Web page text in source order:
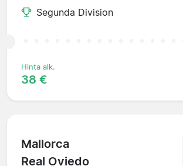
Segunda Division
Hinta alk.
38 €
Mallorca
Real Oviedo